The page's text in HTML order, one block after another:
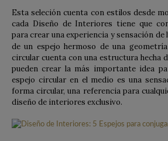
Esta seleción cuenta con estilos desde
cada Diseño de Interiores tiene que
para crear una experiencia y sensación de
de un espejo hermoso de una
circular cuenta con una estructura hecha
pueden crear la más importante idea
espejo circular en el medio es una
forma circular, una referencia para
diseño de interiores exclusivo.